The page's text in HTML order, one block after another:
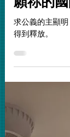
願祢的
求公義的主顯
得到釋放。